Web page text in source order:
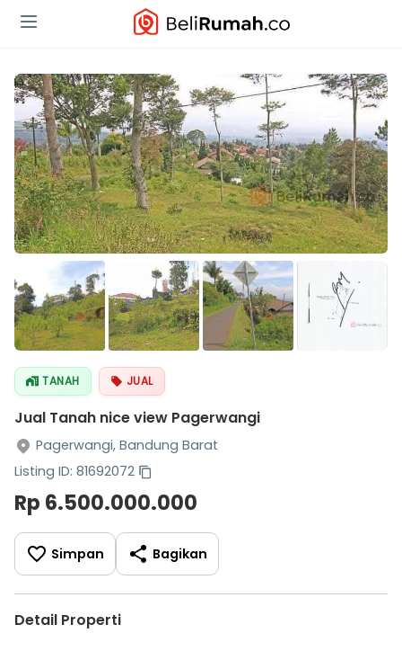
TANAH JUAL
Jual Tanah nice view Pagerwangi
Pagerwangi, Bandung Barat
Listing ID: 81692072
Rp 6.500.000.000
Simpan Bagikan
Detail Properti